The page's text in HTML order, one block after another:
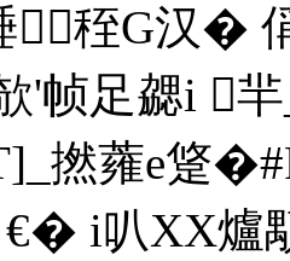
秷G汉� 偁
足 勰i 
撚蕹e跾
i叭XX爐